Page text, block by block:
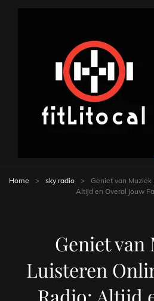
Home > sky radio >
Geniet van
Altijd en Overal jouw
Geniet van
Luisteren